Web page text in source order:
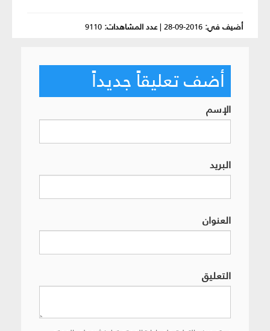
أضيف في: 2016-09-28
|عدد المشاهدات: 9110
أضف تعليقاً جديداً
الإسم
البريد
العنوان
التعليق